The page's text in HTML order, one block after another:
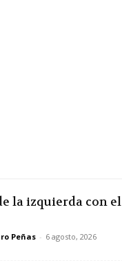
la izquierda con el
Peñas - 6 agosto, 2026